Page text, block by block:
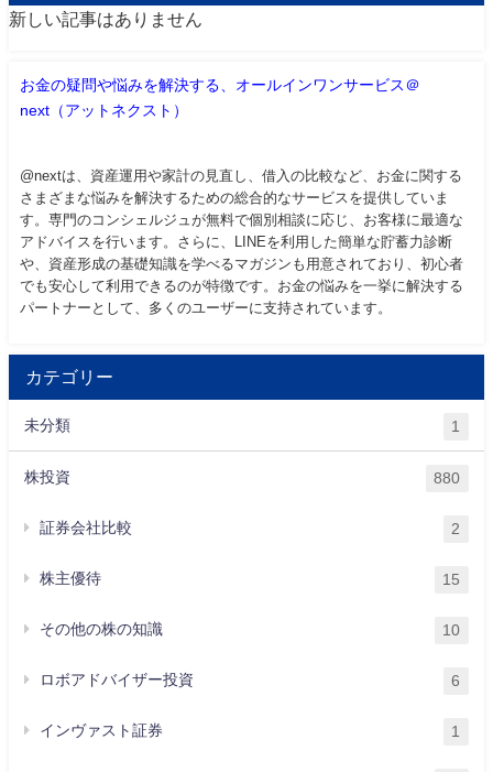
新しい記事はありません
お金の疑問や悩みを解決する、オールインワンサービス＠
next（アットネクスト）
@nextは、資産運用や家計の見直し、借入の比較など、お金に関する
さまざまな悩みを解決するための総合的なサービスを提供していま
す。専門のコンシェルジュが無料で個別相談に応じ、お客様に最適な
アドバイスを行います。さらに、LINEを利用した簡単な貯蓄力診断
や、資産形成の基礎知識を学べるマガジンも用意されており、初心者
でも安心して利用できるのが特徴です。お金の悩みを一挙に解決する
パートナーとして、多くのユーザーに支持されています。
カテゴリー
未分類 1
株投資 880
証券会社比較 2
株主優待 15
その他の株の知識 10
ロボアドバイザー投資 6
インヴァスト証券 1